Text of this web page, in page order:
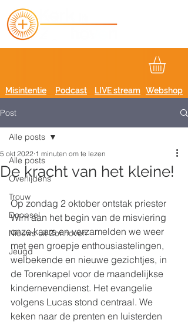
Podcast
Misintentie LIVE stream Webshop
Post
Alle posts
Overlijdens
Trouw
Doopsel
Nieuws uit Zonhoven
Jeugd
Alle posts
De kracht van het kleine!
5 okt 2022 1 minuten om te lezen
Op zondag 2 oktober ontstak priester
Wim aan het begin van de misviering
onze kaars en verzamelden we weer
met een groepje enthousiastelingen,
welbekende en nieuwe gezichtjes, in
de Torenkapel voor de maandelijkse
kindernevendienst. Het evangelie
volgens Lucas stond centraal. We
keken naar de prenten en luisterden